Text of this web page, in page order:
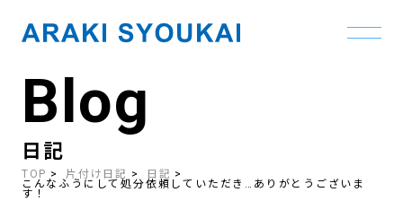
contentBlog
日記
TOP 片付け日記 日記
こんなふうにして処分依頼していただき…ありがとうございま
す！